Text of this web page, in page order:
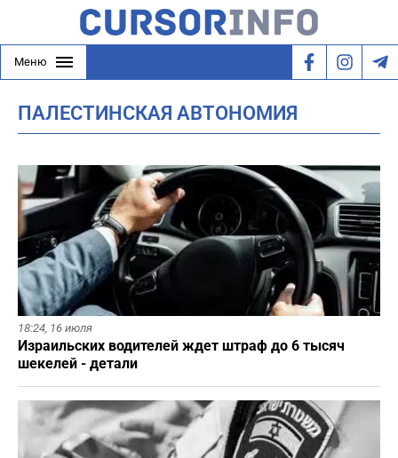
Меню
ПАЛЕСТИНСКАЯ АВТОНОМИЯ
18:24, 16 июля
Израильских водителей ждет штраф до 6 тысяч
шекелей - детали